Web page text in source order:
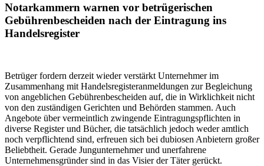
Notarkammern warnen vor betrügerischen
Gebührenbescheiden nach der Eintragung ins
Handelsregister
Betrüger fordern derzeit wieder verstärkt Unternehmer im
Zusammenhang mit Handelsregisteranmeldungen zur Begleichung
von angeblichen Gebührenbescheiden auf, die in Wirklichkeit nicht
von den zuständigen Gerichten und Behörden stammen. Auch
Angebote über vermeintlich zwingende Eintragungspflichten in
diverse Register und Bücher, die tatsächlich jedoch weder amtlich
noch verpflichtend sind, erfreuen sich bei dubiosen Anbietern großer
Beliebtheit. Gerade Jungunternehmer und unerfahrene
Unternehmensgründer sind in das Visier der Täter gerückt.